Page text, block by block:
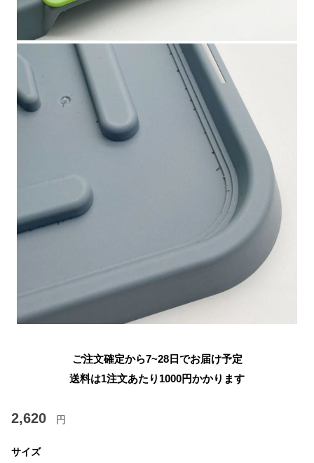
ご注文確定から7~28日でお届け予定
送料は1注文あたり 1000円かかります
2,620 円
サイズ